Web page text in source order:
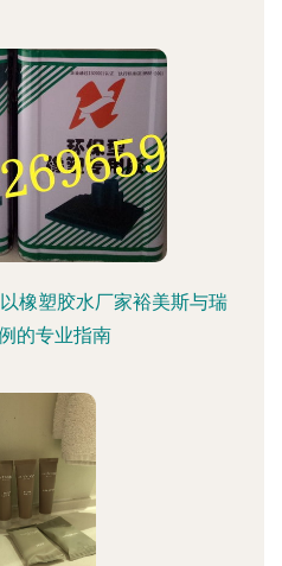
橡塑胶水厂家裕美斯与瑞
的专业指南